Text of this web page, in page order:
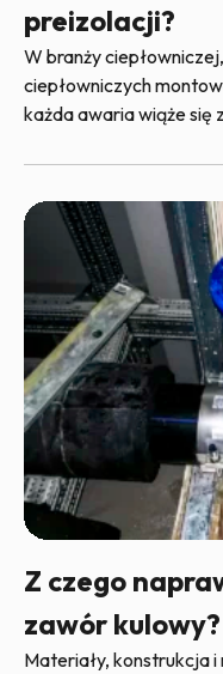
preizolacji?
W branży
ciepłowniczych
każda awaria wiąże się
Z czego
zawór kulowy?
Materiały, konstrukcja